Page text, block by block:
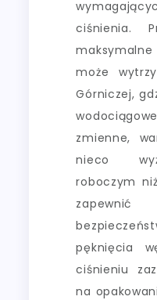
ciśnienia.
maksymalne
może
Górniczej,
zmienne,
nieco
roboczym
zapewnić
pęknięcia
ciśnieniu
na